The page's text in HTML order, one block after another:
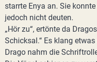
starrte Enya an. Sie
jedoch nicht deuten.
„Hör zu“, ertönte da
Schicksal.“ Es klang
Drago nahm die